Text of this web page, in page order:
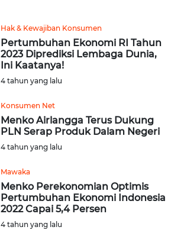
Hak & Kewajiban Konsumen
Pertumbuhan Ekonomi RI Tahun
2023 Diprediksi Lembaga Dunia,
Ini Kaatanya!
4 tahun yang lalu
Konsumen Net
Menko Airlangga Terus Dukung
PLN Serap Produk Dalam Negeri
4 tahun yang lalu
Mawaka
Menko Perekonomian Optimis
Pertumbuhan Ekonomi Indonesia
2022 Capai 5,4 Persen
4 tahun yang lalu